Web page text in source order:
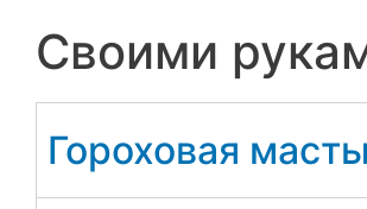
своими
Гороховая